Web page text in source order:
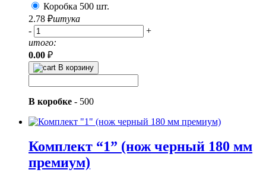
Коробка 500 шт.
2.78 ₽штука
-
+
итого:
0.00 ₽
В корзину
В коробке - 500
Комплект “1” (нож черный 180 мм
премиум)